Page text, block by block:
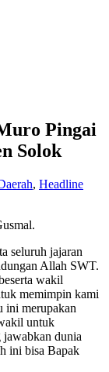
Pingai
Solok
, Headline
seluruh jajaran
Allah SWT.
wakil
memimpin kami
ini merupakan
untuk
jawabkan dunia
ini bisa Bapak